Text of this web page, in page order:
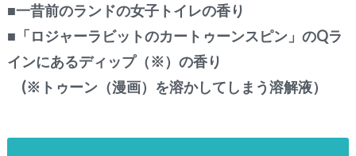
■一昔前のランドの女子トイレの香り
■「ロジャーラビットのカートゥーンスピン」のQラ
インにあるディップ（※）の香り
(※トゥーン（漫画）を溶かしてしまう溶解液）